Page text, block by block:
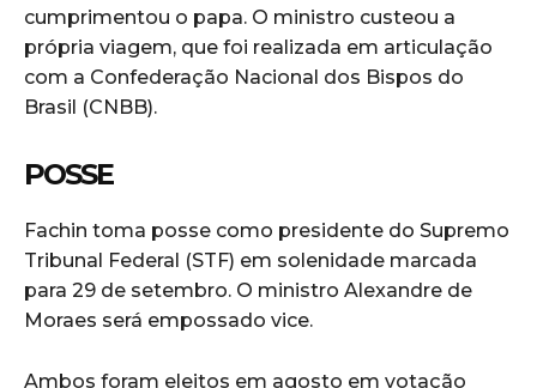
cumprimentou o papa. O ministro custeou a
própria viagem, que foi realizada em articulação
com a Confederação Nacional dos Bispos do
Brasil (CNBB).
POSSE
Fachin toma posse como presidente do Supremo
Tribunal Federal (STF) em solenidade marcada
para 29 de setembro. O ministro Alexandre de
Moraes será empossado vice.
Ambos foram eleitos em agosto em votação